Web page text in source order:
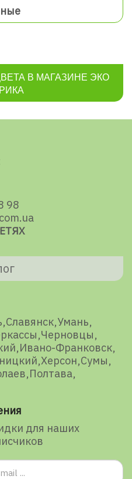
В МАГАЗИНЕ ЭКО
98
Славянск Умань
Черновцы
Ивано-Франковск
Херсон Сумы
Полтава
для наших